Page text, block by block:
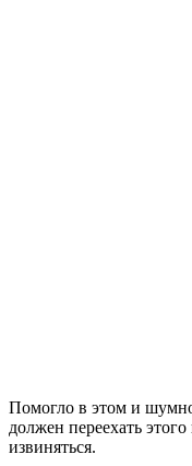
Помогло в этом и
должен переехать
извиняться.